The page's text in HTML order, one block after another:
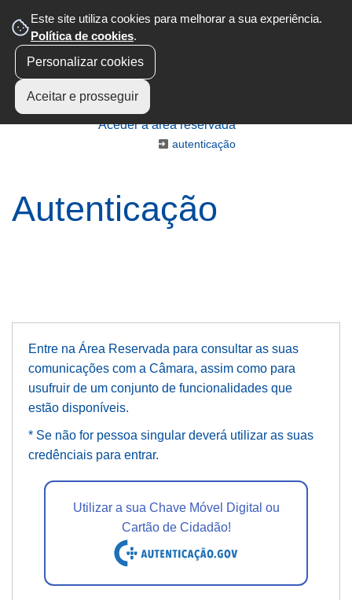
Este site utiliza cookies para melhorar a sua experiência.
Política de cookies.
Personalizar cookies
Aceitar e prosseguir
Aceder à área reservada
autenticação
Autenticação
Entre na Área Reservada para consultar as suas
comunicações com a Câmara, assim como para
usufruir de um conjunto de funcionalidades que
estão disponíveis.
* Se não for pessoa singular deverá utilizar as suas
credênciais para entrar.
Utilizar a sua Chave Móvel Digital ou
Cartão de Cidadão!